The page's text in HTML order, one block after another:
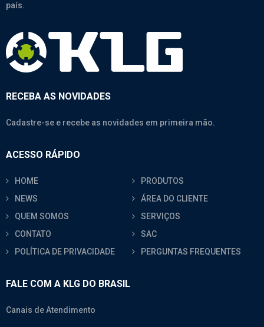
país.
RECEBA AS NOVIDADES
Cadastre-se e recebe as novidades em primeira mão.
ACESSO RÁPIDO
HOME
PRODUTOS
NEWS
ÁREA DO CLIENTE
QUEM SOMOS
SERVIÇOS
CONTATO
SAC
POLÍTICA DE PRIVACIDADE
PERGUNTAS FREQUENTES
FALE COM A KLG DO BRASIL
Canais de Atendimento